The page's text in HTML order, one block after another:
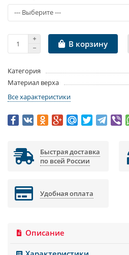
В корзину
Категория
Материал верха
Все характеристики
Быстрая доставка
по всей России
Удобная оплата
Описание